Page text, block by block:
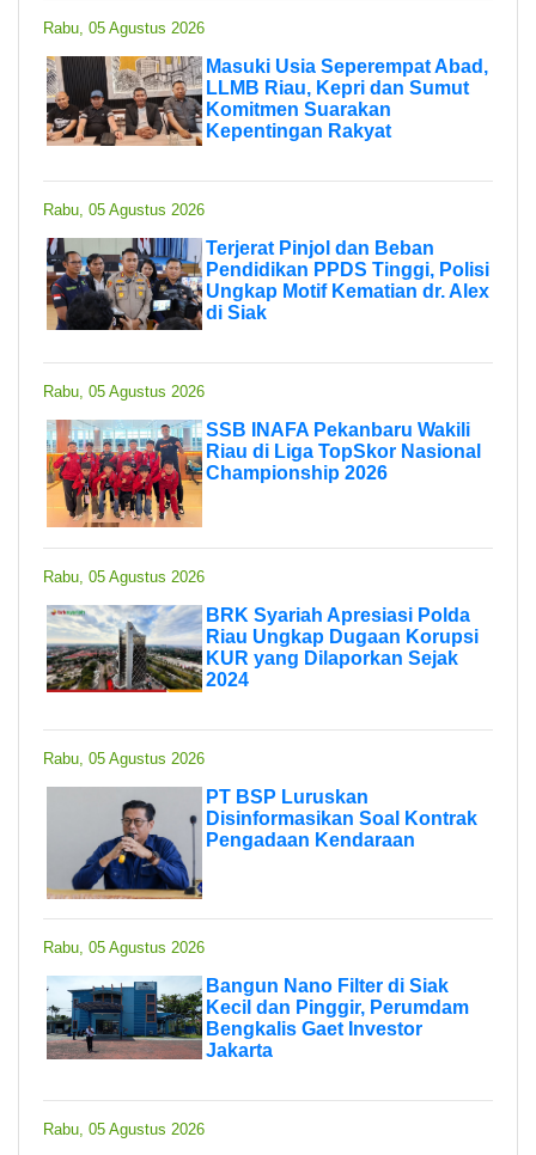
Rabu, 05 Agustus 2026
Masuki Usia Seperempat Abad,
LLMB Riau, Kepri dan Sumut
Komitmen Suarakan
Kepentingan Rakyat
Rabu, 05 Agustus 2026
Terjerat Pinjol dan Beban
Pendidikan PPDS Tinggi, Polisi
Ungkap Motif Kematian dr. Alex
di Siak
Rabu, 05 Agustus 2026
SSB INAFA Pekanbaru Wakili
Riau di Liga TopSkor Nasional
Championship 2026
Rabu, 05 Agustus 2026
BRK Syariah Apresiasi Polda
Riau Ungkap Dugaan Korupsi
KUR yang Dilaporkan Sejak
2024
Rabu, 05 Agustus 2026
PT BSP Luruskan
Disinformasikan Soal Kontrak
Pengadaan Kendaraan
Rabu, 05 Agustus 2026
Bangun Nano Filter di Siak
Kecil dan Pinggir, Perumdam
Bengkalis Gaet Investor
Jakarta
Rabu, 05 Agustus 2026